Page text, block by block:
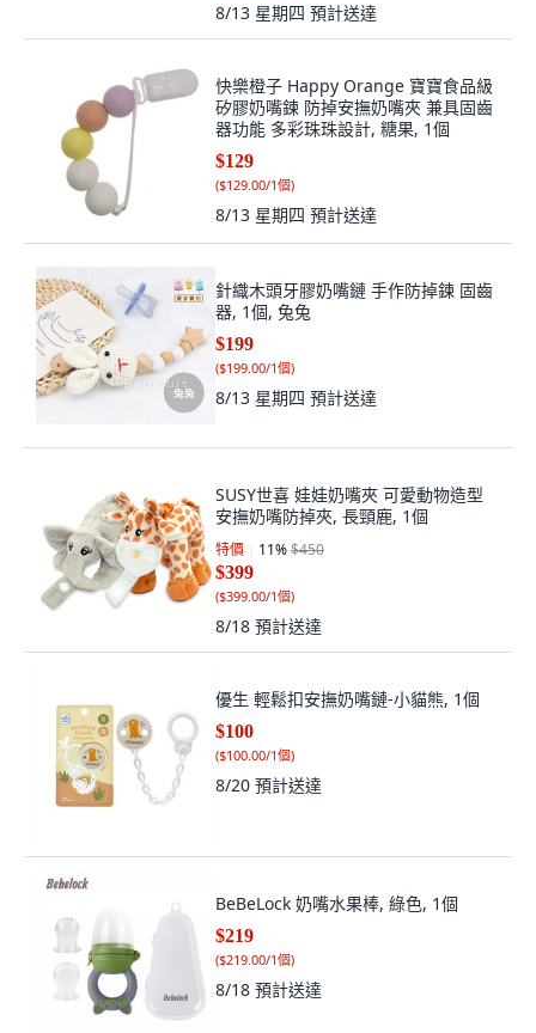
8/13 星期四 預計送達
快樂橙子 Happy Orange 寶寶食品級
矽膠奶嘴鍊 防掉安撫奶嘴夾 兼具固齒
器功能 多彩珠珠設計, 糖果, 1個
$129
($129.00/1個)
8/13 星期四 預計送達
針織木頭牙膠奶嘴鏈 手作防掉鍊 固齒
器, 1個, 兔兔
$199
($199.00/1個)
8/13 星期四 預計送達
SUSY世喜 娃娃奶嘴夾 可愛動物造型
安撫奶嘴防掉夾, 長頸鹿, 1個
特價 11%$450
$399
($399.00/1個)
8/18 預計送達
優生 輕鬆扣安撫奶嘴鏈-小貓熊, 1個
$100
($100.00/1個)
8/20 預計送達
BeBeLock 奶嘴水果棒, 綠色, 1個
$219
($219.00/1個)
8/18 預計送達